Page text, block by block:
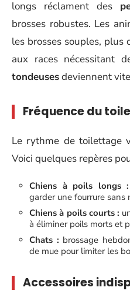
longs réclament des
brosses robustes. Les
les brosses souples, plus
aux races nécessitant
tondeusesdeviennent
Fréquence du
Le rythme de toilettage
Voici quelques repères
Chiens à poils longs :
garder une fourrure
Chiens à poils courts :
à éliminer poils morts et
Chats : brossage
de mue pour limiter les
Accessoires